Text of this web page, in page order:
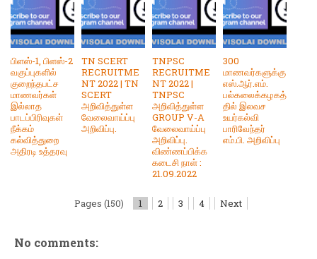
பிளஸ்-1, பிளஸ்-2
வகுப்புகளில்
குறைந்தபட்ச
மாணவர்கள்
இல்லாத
பாடப்பிரிவுகள்
நீக்கம்
கல்வித்துறை
அதிரடி உத்தரவு
TN SCERT
RECRUITME
NT 2022 | TN
SCERT
அறிவித்துள்ள
வேலைவாய்ப்பு
அறிவிப்பு.
TNPSC
RECRUITME
NT 2022 |
TNPSC
அறிவித்துள்ள
GROUP V-A
வேலைவாய்ப்பு
அறிவிப்பு.
விண்ணப்பிக்க
கடைசி நாள் :
21.09.2022
300
மாணவர்களுக்கு
எஸ்.ஆர்.எம்.
பல்கலைக்கழகத்
தில் இலவச
உயர்கல்வி
பாரிவேந்தர்
எம்.பி. அறிவிப்பு
Pages (150) 1 2 3 4 Next
No comments: